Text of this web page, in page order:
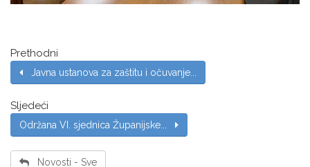
Prethodni
Javna ustanova za zaštitu i očuvanje...
Sljedeći
Održana VI. sjednica Županijske...
Novosti - Sve